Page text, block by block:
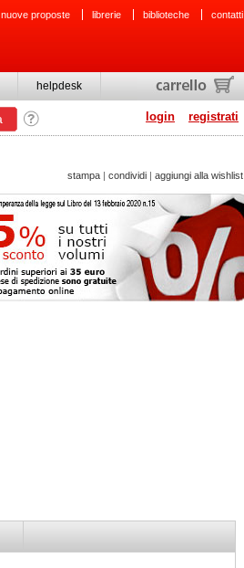
nuove proposte librerie biblioteche contatti
helpdesk
login registrati
stampa | condividi | aggiungi alla wishlist